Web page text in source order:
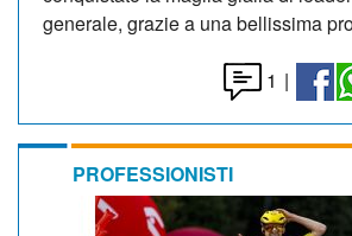
generale, grazie a una bellissima
1 |
PROFESSIONISTI